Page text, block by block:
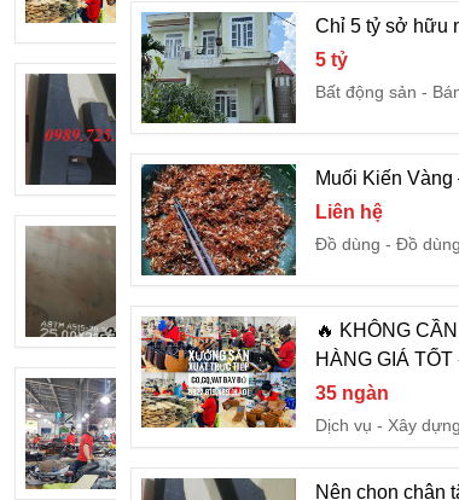
Dịch vụ
Xây
Nên chọn chân tăng chỉnh
Khác
Thép Tấm Chịu Nhiệt lò hơi
Tìm đối tác
Đối
💰 MUỐN BÁN HÀNG CÓ
35
Chỉ 5 tỷ sở hữu
5 tỷ
Bất động sản
Muối Kiến
Liên hệ
Đồ dùng
Đồ
🔥 KHÔNG
HÀNG GIÁ
35 ngàn
Dịch vụ
Xây
Nên chọn chân